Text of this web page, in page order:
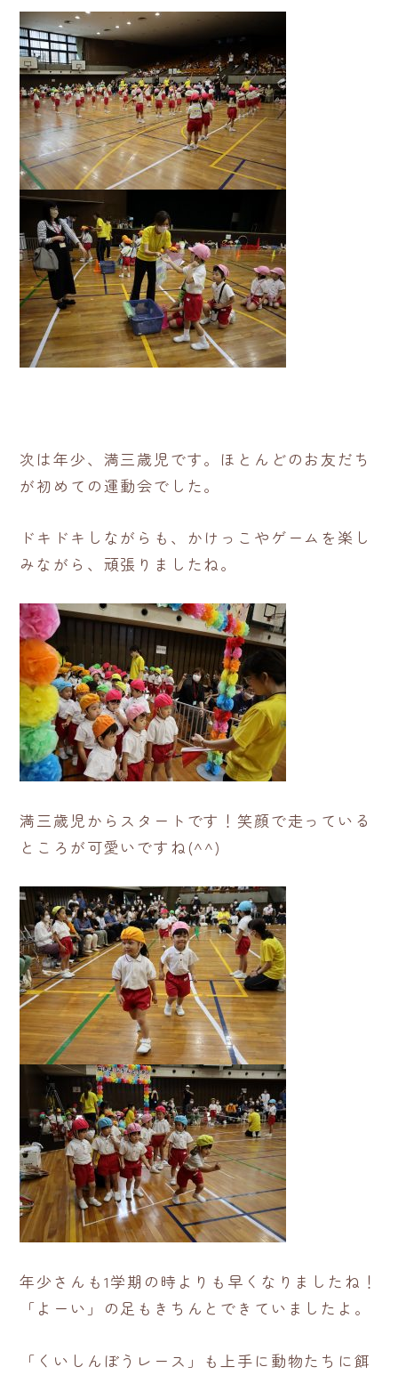
次は年少、満三歳児です。ほとんどのお友だち
が初めての運動会でした。
ドキドキしながらも、かけっこやゲームを楽し
みながら、頑張りましたね。
満三歳児からスタートです！笑顔で走っている
ところが可愛いですね(^^)
年少さんも1学期の時よりも早くなりましたね！
「よーい」の足もきちんとできていましたよ。
「くいしんぼうレース」も上手に動物たちに餌